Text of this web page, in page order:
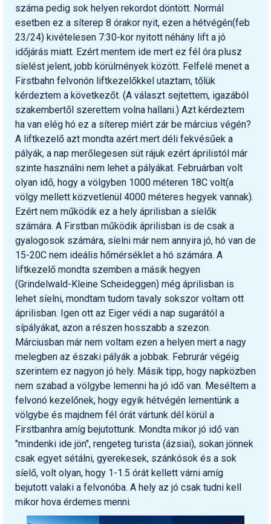
száma pedig sok helyen rekordot döntött. Normál
esetben ez a síterep 8 órakor nyit, ezen a hétvégén(feb
23/24) kivételesen 7:30-kor nyitott néhány lift a jó
időjárás miatt. Ezért mentem ide mert ez fél óra plusz
síelést jelent, jobb körülmények között. Felfelé menet a
Firstbahn felvonón liftkezelőkkel utaztam, tőlük
kérdeztem a következőt. (A választ sejtettem, igazából
szakembertől szerettem volna hallani.) Azt kérdeztem
ha van elég hó ez a síterep miért zár be március végén?
A liftkezelő azt mondta azért mert déli fekvésűek a
pályák, a nap merőlegesen süt rájuk ezért áprilistól már
szinte használni nem lehet a pályákat. Februárban volt
olyan idő, hogy a völgyben 1000 méteren 18C volt(a
völgy mellett közvetlenül 4000 méteres hegyek vannak).
Ezért nem működik ez a hely áprilisban a síelők
számára. A Firstban működik áprilisban is de csak a
gyalogosok számára, síelni már nem annyira jó, hó van de
15-20C nem ideális hőmérséklet a hó számára. A
liftkezelő mondta szemben a másik hegyen
(Grindelwald-Kleine Scheideggen) még áprilisban is
lehet síelni, mondtam tudom tavaly sokszor voltam ott
áprilisban. Igen ott az Eiger védi a nap sugarától a
sípályákat, azon a részen hosszabb a szezon.
Márciusban már nem voltam ezen a helyen mert a nagy
melegben az északi pályák a jobbak. Februrár végéig
szerintem ez nagyon jó hely. Másik tipp, hogy napközben
nem szabad a völgybe lemenni ha jó idő van. Meséltem a
felvonó kezelőnek, hogy egyik hétvégén lementünk a
völgybe és majdnem fél órát vártunk dél körül a
Firstbanhra amíg bejutottunk. Mondta mikor jó idő van
"mindenki ide jön", rengeteg turista (ázsiai), sokan jönnek
csak egyet sétálni, gyerekesek, szánkósok és a sok
síelő, volt olyan, hogy 1-1.5 órát kellett várni amíg
bejutott valaki a felvonóba. A hely az jó csak tudni kell
mikor hova érdemes menni.